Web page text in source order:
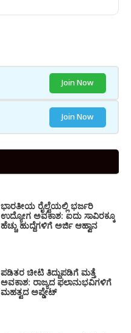
Join Now
Join Now
ಭಾರತೀಯ ರೈಲ್ವೆಯಲ್ಲಿ ಭರ್ಜರಿ
ಉದ್ಯೋಗ ಅವಕಾಶ: ಐದು ಸಾವಿರಕ್ಕೂ
ಹೆಚ್ಚು ಹುದ್ದೆಗಳಿಗೆ ಅರ್ಜಿ ಆಹ್ವಾನ
ಪಡಿತರ ಚೀಟಿ ತಿದ್ದುಪಡಿಗೆ ಮತ್ತೆ
ಅವಕಾಶ: ರಾಜ್ಯದ ಫಲಾನುಭವಿಗಳಿಗೆ
ಮಹತ್ವದ ಅಪ್ಡೇಟ್